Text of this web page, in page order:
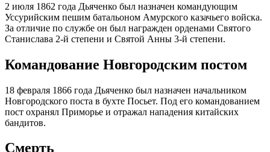
2 июля 1862 года Дьяченко был назначен командующим
Уссурийским пешим батальоном Амурского казачьего войска.
За отличие по службе он был награжден орденами Святого
Станислава 2-й степени и Святой Анны 3-й степени.
Командование Новгородским постом
18 февраля 1866 года Дьяченко был назначен начальником
Новгородского поста в бухте Посьет. Под его командованием
пост охранял Приморье и отражал нападения китайских
бандитов.
Смерть